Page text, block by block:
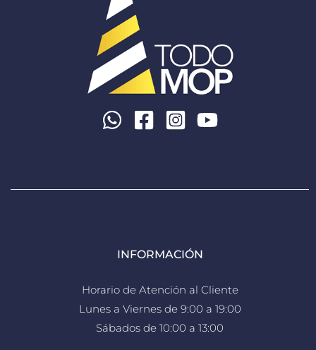
INFORMACIÓN
Horario de Atención al Cliente
Lunes a Viernes de 9:00 a 19:00
Sábados de 10:00 a 13:00